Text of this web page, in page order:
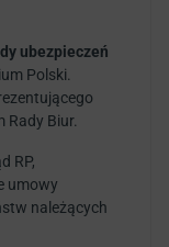
ubezpieczeń
Polski.
Rady Biur.
RP,
umowy
należących